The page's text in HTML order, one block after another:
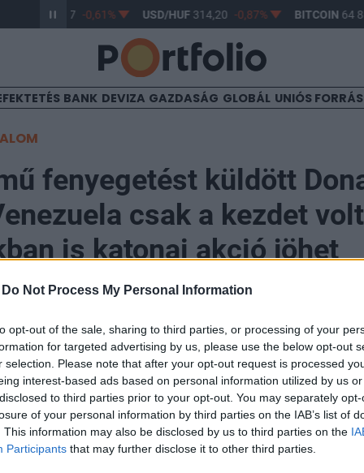
Do Not Process My Personal Information
opt-out of the sale, sharing to third parties, or processing of your
for targeted advertising by us, please use the below opt-out
selection. Please note that after your opt-out request is processed
interest-based ads based on personal information utilized by us
to third parties prior to your opt-out. You may separately
of your personal information by third parties on the IAB’s list of
This information may also be disclosed by us to third parties on the
Participants that may further disclose it to other third parties.
363,17 -0,61% USD/HUF 314,20 -0,87% BITCOIN64
BANK DEVIZA GAZDASÁG GLOBÁL UNIÓS
fenyegetést küldött
csak a kezdet
is katonai akció jöhet
elnök ma áll bíróság elé New Yorkban,
őrizetbe vették egy caracasi katonai
fenyegetett, hogy újabb beavatkozásra kerül sor,
olajiparának megnyitásában és a kábítószer-
- írja a Reuters. De nemcsak Caracas kapott